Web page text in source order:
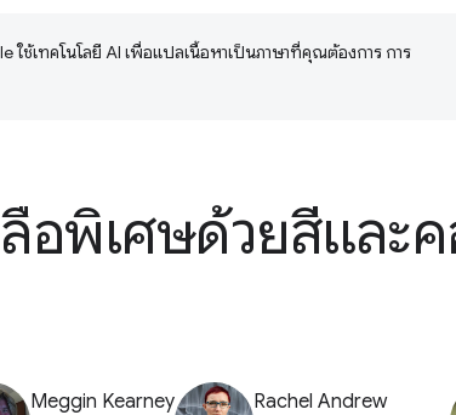
ใช้เทคโนโลยี AI เพื่อแปลเนื้อหาเป็นภาษาที่คุณต้องการ การ
ลือพิเศษด้วยสีและ
Meggin Kearney Rachel Andrew